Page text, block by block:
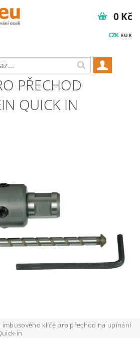
CZK EUR
0 Kč
PŘECHOD
QUICK IN
imbusového klíče pro přechod na upínání
in